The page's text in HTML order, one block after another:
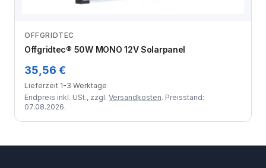
OFFGRIDTEC
Offgridtec® 50W MONO 12V Solarpanel
35,56 €
Lieferzeit 1-3 Werktage
Endpreis inkl. USt., zzgl. Versandkosten. Preisstand:
07.08.2026.